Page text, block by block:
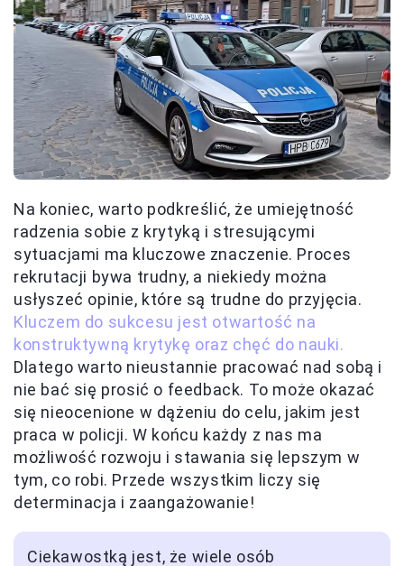
Na koniec, warto podkreślić, że umiejętność
radzenia sobie z krytyką i stresującymi
sytuacjami ma kluczowe znaczenie. Proces
rekrutacji bywa trudny, a niekiedy można
usłyszeć opinie, które są trudne do przyjęcia.
Kluczem do sukcesu jest otwartość na
konstruktywną krytykę oraz chęć do nauki.
Dlatego warto nieustannie pracować nad sobą i
nie bać się prosić o feedback. To może okazać
się nieocenione w dążeniu do celu, jakim jest
praca w policji. W końcu każdy z nas ma
możliwość rozwoju i stawania się lepszym w
tym, co robi. Przede wszystkim liczy się
determinacja i zaangażowanie!
Ciekawostką jest, że wiele osób